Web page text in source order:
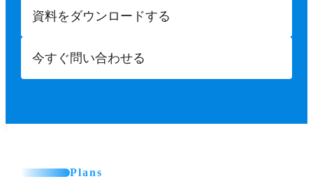
資料をダウンロードする
今すぐ問い合わせる
Plans